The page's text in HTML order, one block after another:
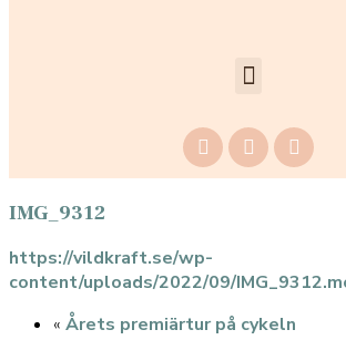
IMG_9312
https://vildkraft.se/wp-
content/uploads/2022/09/
« Årets premiärtur på cykeln